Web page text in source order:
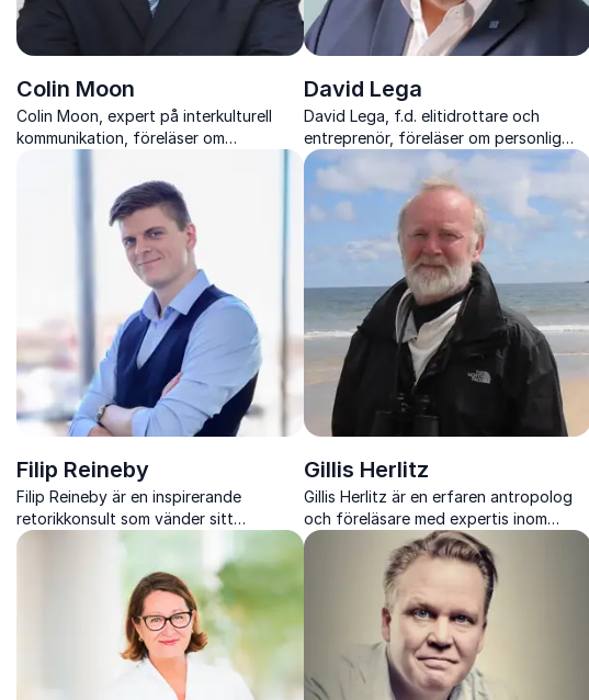
Colin Moon
Colin Moon, expert på interkulturell
kommunikation, föreläser om
hur man skapar bättre samarbeten över
nationsgränser.
David Lega
David Lega, f.d. elitidrottare och
entreprenör, föreläser om personlig
utveckling och hur man övervinner
hinder med positivt tänkande.
Filip Reineby
Filip Reineby är en inspirerande
retorikkonsult som vänder sitt
talhandikapp till en styrka. Han
motiverar människor att tala modigt
och sprida välvilja.
Gillis Herlitz
Gillis Herlitz är en erfaren antropolog
och föreläsare med expertis inom
kulturmöten och mångfald, med fokus
på mänskliga möten och samarbete.